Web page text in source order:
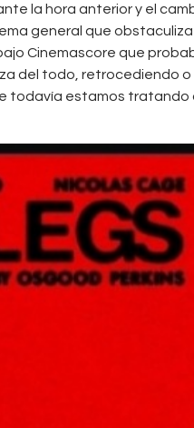
la hora anterior y el
general que
Cinemascore que
del todo, retrocediendo
todavía estamos